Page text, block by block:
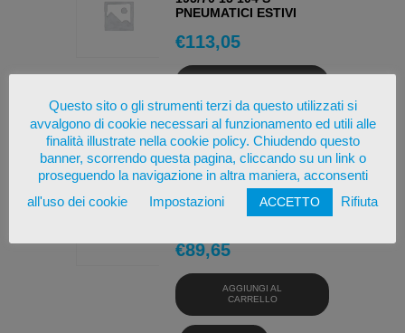
PNEUMATICI ESTIVI
€113,05
OSSERVA
KLEBER DYNAXER HP5
195/55 16 87 H
PNEUMATICI ESTIVI
€89,65
AGGIUNGI AL
CARRELLO
Questo sito o gli strumenti terzi da questo utilizzati si
avvalgono di cookie necessari al funzionamento ed utili alle
finalità illustrate nella cookie policy. Chiudendo questo
banner, scorrendo questa pagina, cliccando su un link o
proseguendo la navigazione in altra maniera, acconsenti
all'uso dei cookie
Impostazioni ACCETTO Rifiuta